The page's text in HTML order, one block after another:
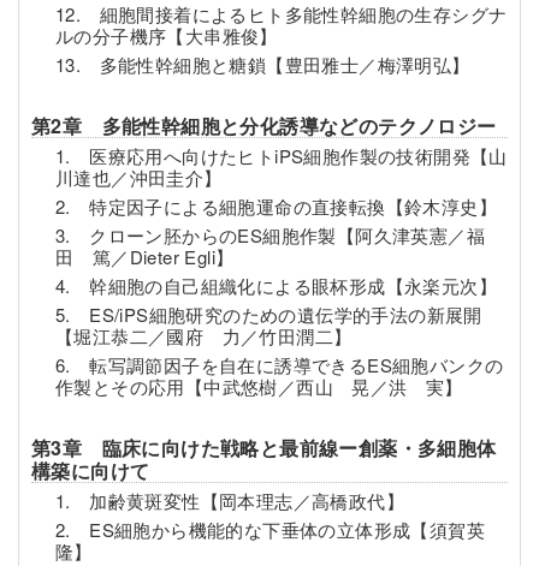
12. 細胞間接着によるヒト多能性幹細胞の生存シグナ
ルの分子機序【大串雅俊】
13. 多能性幹細胞と糖鎖【豊田雅士／梅澤明弘】
第2章 多能性幹細胞と分化誘導などのテクノロジー
1. 医療応用へ向けたヒトiPS細胞作製の技術開発【山
川達也／沖田圭介】
2. 特定因子による細胞運命の直接転換【鈴木淳史】
3. クローン胚からのES細胞作製【阿久津英憲／福
田 篤／Dieter Egli】
4. 幹細胞の自己組織化による眼杯形成【永楽元次】
5. ES/iPS細胞研究のための遺伝学的手法の新展開
【堀江恭二／國府 力／竹田潤二】
6. 転写調節因子を自在に誘導できるES細胞バンクの
作製とその応用【中武悠樹／西山 晃／洪 実】
第3章 臨床に向けた戦略と最前線ー創薬・多細胞体
構築に向けて
1. 加齢黄斑変性【岡本理志／高橋政代】
2. ES細胞から機能的な下垂体の立体形成【須賀英
隆】